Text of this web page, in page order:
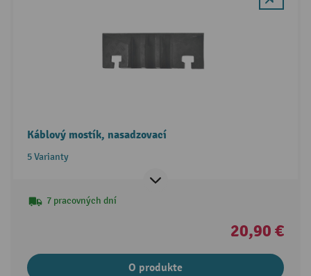
Káblový mostík, nasadzovací
5 Varianty
7 pracovných dní
20,90 €
O produkte